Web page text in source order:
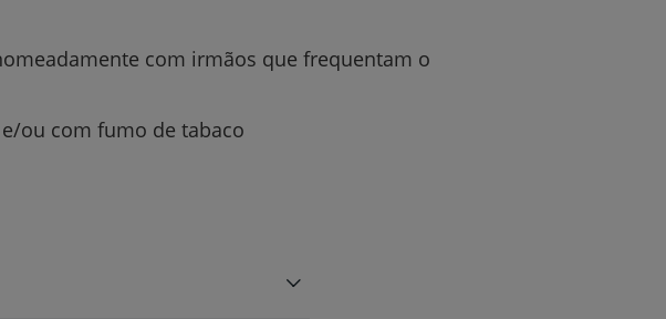
com irmãos que frequentam o
ou com fumo de tabaco